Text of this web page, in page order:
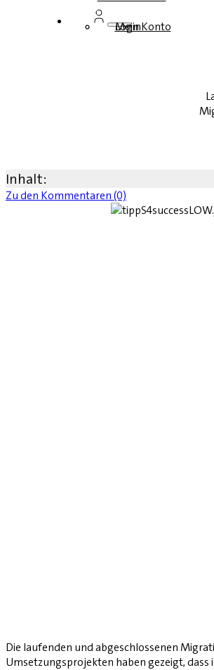
Login
Mein Konto
Inhalt:
Zu den Kommentaren (0)
Die laufenden und abgeschlossenen
Umsetzungsprojekten haben gezeigt,